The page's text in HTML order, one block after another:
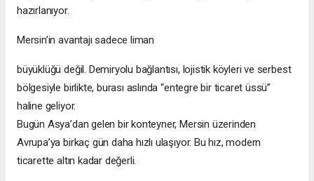
hazırlanıyor.
Mersin’in avantajı sadece liman
büyüklüğü değil. Demiryolu bağlantısı, lojistik köyleri ve serbest
bölgesiyle birlikte, burası aslında “entegre bir ticaret üssü”
haline geliyor.
Bugün Asya’dan gelen bir konteyner, Mersin üzerinden
Avrupa’ya birkaç gün daha hızlı ulaşıyor. Bu hız, modern
ticarette altın kadar değerli.